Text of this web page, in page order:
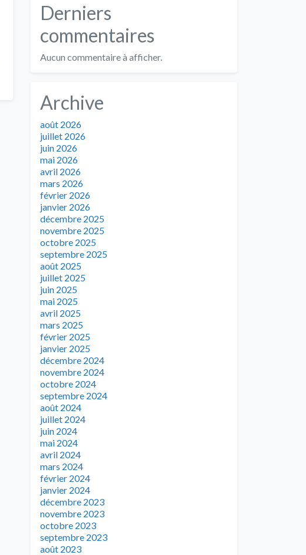
Derniers
commentaires
Aucun commentaire à afficher.
Archive
août 2026
juillet 2026
juin 2026
mai 2026
avril 2026
mars 2026
février 2026
janvier 2026
décembre 2025
novembre 2025
octobre 2025
septembre 2025
août 2025
juillet 2025
juin 2025
mai 2025
avril 2025
mars 2025
février 2025
janvier 2025
décembre 2024
novembre 2024
octobre 2024
septembre 2024
août 2024
juillet 2024
juin 2024
mai 2024
avril 2024
mars 2024
février 2024
janvier 2024
décembre 2023
novembre 2023
octobre 2023
septembre 2023
août 2023